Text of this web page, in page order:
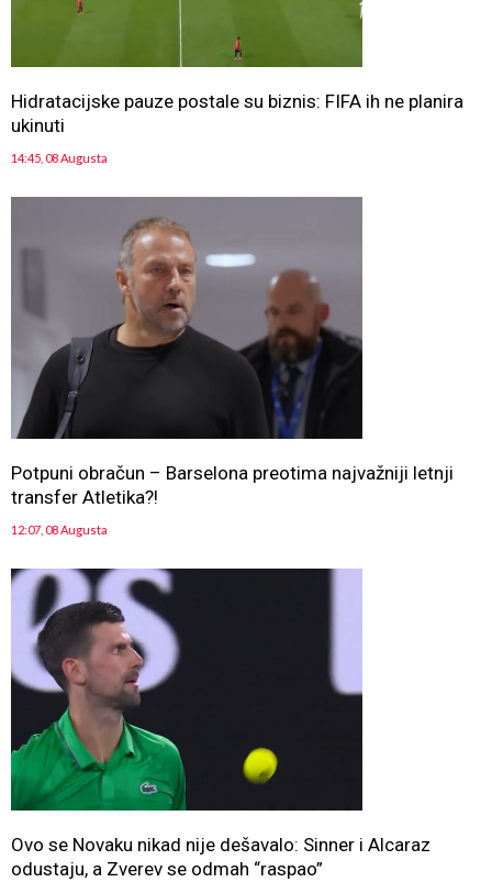
Hidratacijske pauze postale su biznis: FIFA ih ne planira
ukinuti
14:45, 08 Augusta
Potpuni obračun – Barselona preotima najvažniji letnji
transfer Atletika?!
12:07, 08 Augusta
Ovo se Novaku nikad nije dešavalo: Sinner i Alcaraz
odustaju, a Zverev se odmah “raspao”